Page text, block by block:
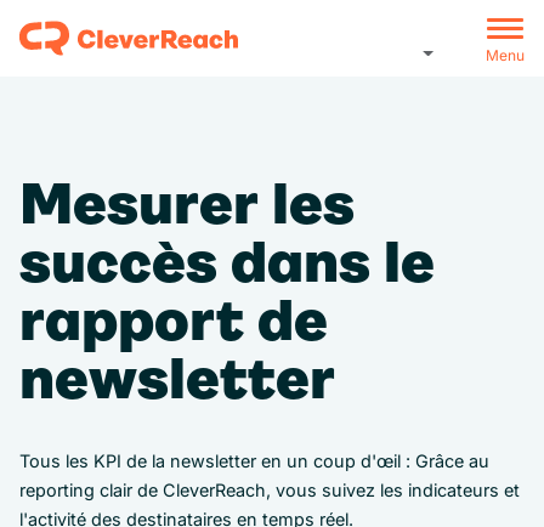
Menu
Mesurer les
succès dans le
rapport de
newsletter
Tous les KPI de la newsletter en un coup d'œil : Grâce au
reporting clair de CleverReach, vous suivez les indicateurs et
l'activité des destinataires en temps réel.